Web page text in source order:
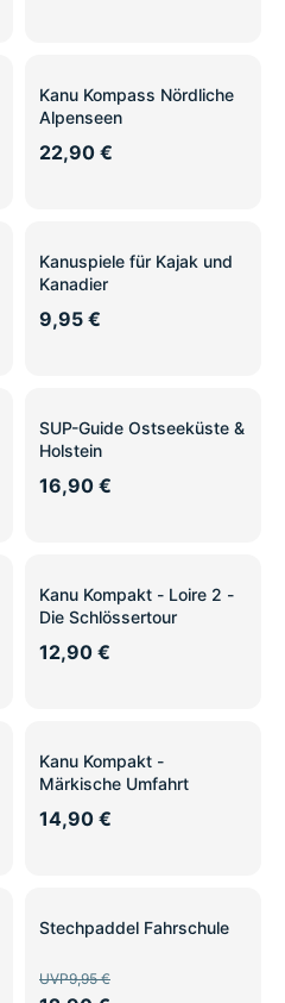
Kanu Kompass Nördliche
Alpenseen
22,90 €
Kanuspiele für Kajak und
Kanadier
9,95 €
SUP-Guide Ostseeküste &
Holstein
16,90 €
Kanu Kompakt - Loire 2 -
Die Schlössertour
12,90 €
Kanu Kompakt -
Märkische Umfahrt
14,90 €
SALE
Stechpaddel Fahrschule
UVP9,95 €